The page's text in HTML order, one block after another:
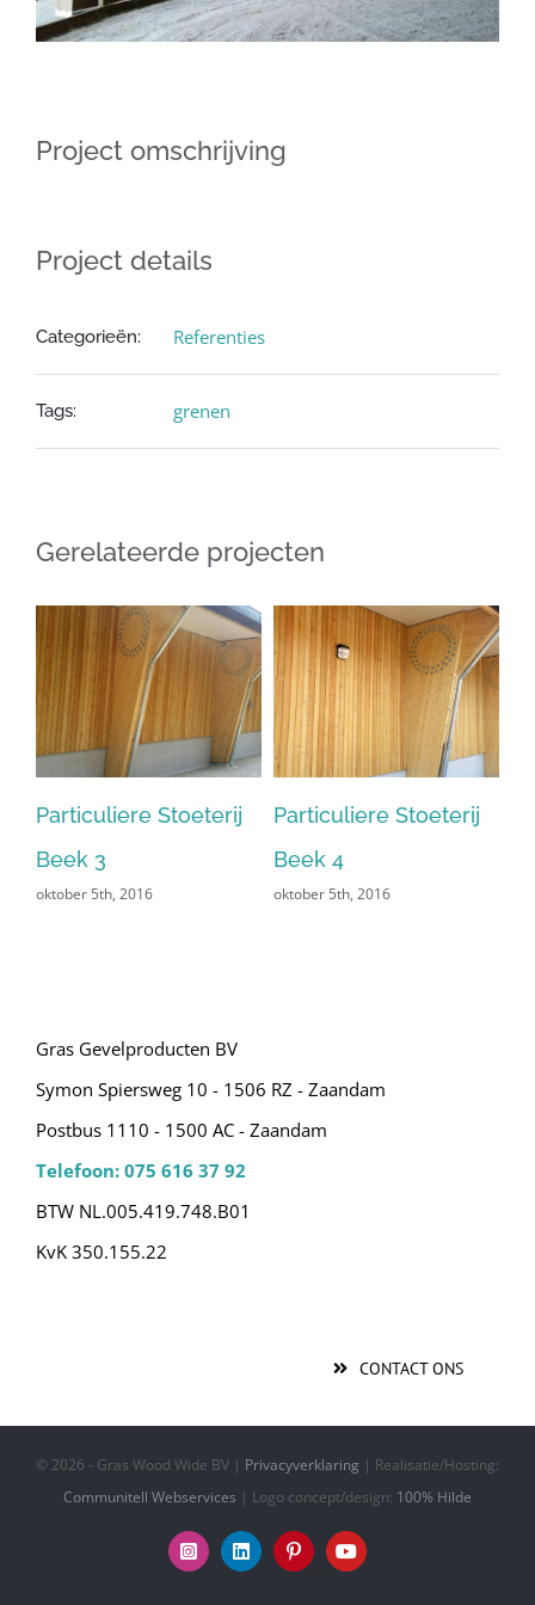
Project omschrijving
Project details
Categorieën: Referenties
Tags: grenen
Gerelateerde projecten
Particuliere Stoeterij
Beek 3
oktober 5th, 2016
Particuliere Stoeterij
Beek 4
oktober 5th, 2016
Gras Gevelproducten BV
Symon Spiersweg 10 - 1506 RZ - Zaandam
Postbus 1110 - 1500 AC - Zaandam
Telefoon: 075 616 37 92
BTW NL.005.419.748.B01
KvK 350.155.22
CONTACT ONS
© 2026 - Gras Wood Wide BV | Privacyverklaring | Realisatie/Hosting:
Communitell Webservices | Logo concept/design: 100% Hilde
InstagramLinkedInPinterestYouTube